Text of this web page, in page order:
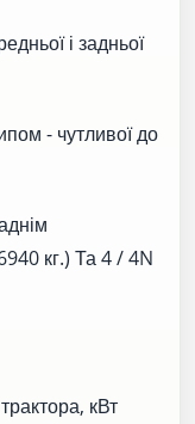
і задньої
- чутливої ​​до
кг.) Та 4 / 4N
кВт